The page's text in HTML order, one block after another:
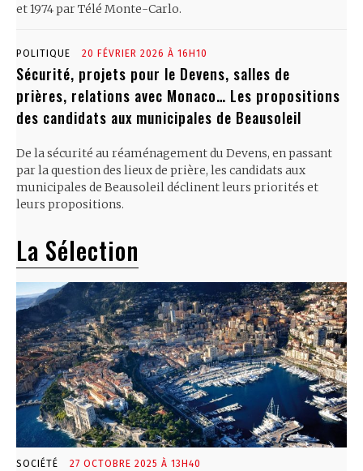
et 1974 par Télé Monte-Carlo.
POLITIQUE 20 FÉVRIER 2026 À 16H10
Sécurité, projets pour le Devens, salles de
prières, relations avec Monaco… Les propositions
des candidats aux municipales de Beausoleil
De la sécurité au réaménagement du Devens, en passant
par la question des lieux de prière, les candidats aux
municipales de Beausoleil déclinent leurs priorités et
leurs propositions.
La Sélection
SOCIÉTÉ 27 OCTOBRE 2025 À 13H40